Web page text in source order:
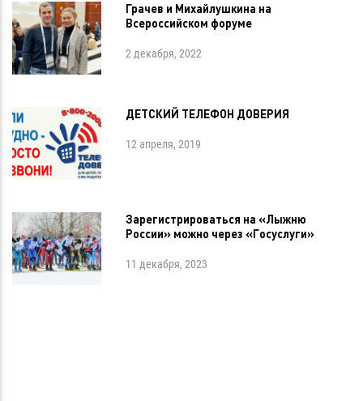
Грачев и Михайлушкина на
Всероссийском форуме
2 декабря, 2022
ДЕТСКИЙ ТЕЛЕФОН ДОВЕРИЯ
12 апреля, 2019
Зарегистрироваться на «Лыжню
России» можно через «Госуслуги»
11 декабря, 2023